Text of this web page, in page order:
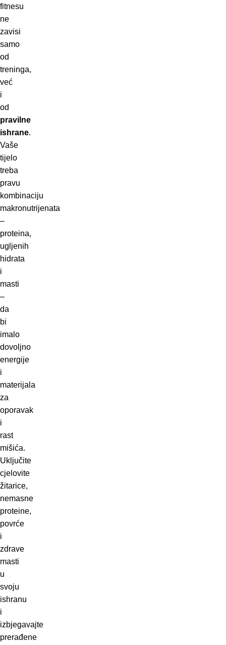
fitnesu
ne
zavisi
samo
od
treninga,
već
i
od
pravilne
ishrane.
Vaše
tijelo
treba
pravu
kombinaciju
makronutrijenata
–
proteina,
ugljenih
hidrata
i
masti
–
da
bi
imalo
dovoljno
energije
i
materijala
za
oporavak
i
rast
mišića.
Uključite
cjelovite
žitarice,
nemasne
proteine,
povrće
i
zdrave
masti
u
svoju
ishranu
i
izbjegavajte
prerađene